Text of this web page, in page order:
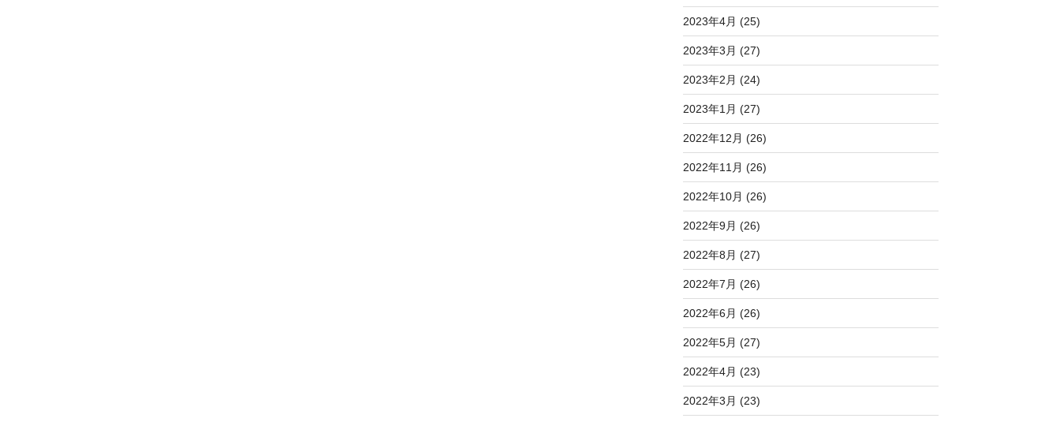
2023年4月 (25)
2023年3月 (27)
2023年2月 (24)
2023年1月 (27)
2022年12月 (26)
2022年11月 (26)
2022年10月 (26)
2022年9月 (26)
2022年8月 (27)
2022年7月 (26)
2022年6月 (26)
2022年5月 (27)
2022年4月 (23)
2022年3月 (23)